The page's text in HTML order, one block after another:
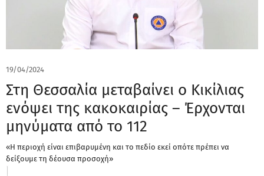
19/04/2024
Στη Θεσσαλία μεταβαίνει o Κικίλιας
ενόψει της κακοκαιρίας – Έρχονται
μηνύματα από το 112
«Η περιοχή είναι επιβαρυμένη και το πεδίο εκεί οπότε πρέπει να
δείξουμε τη δέουσα προσοχή»